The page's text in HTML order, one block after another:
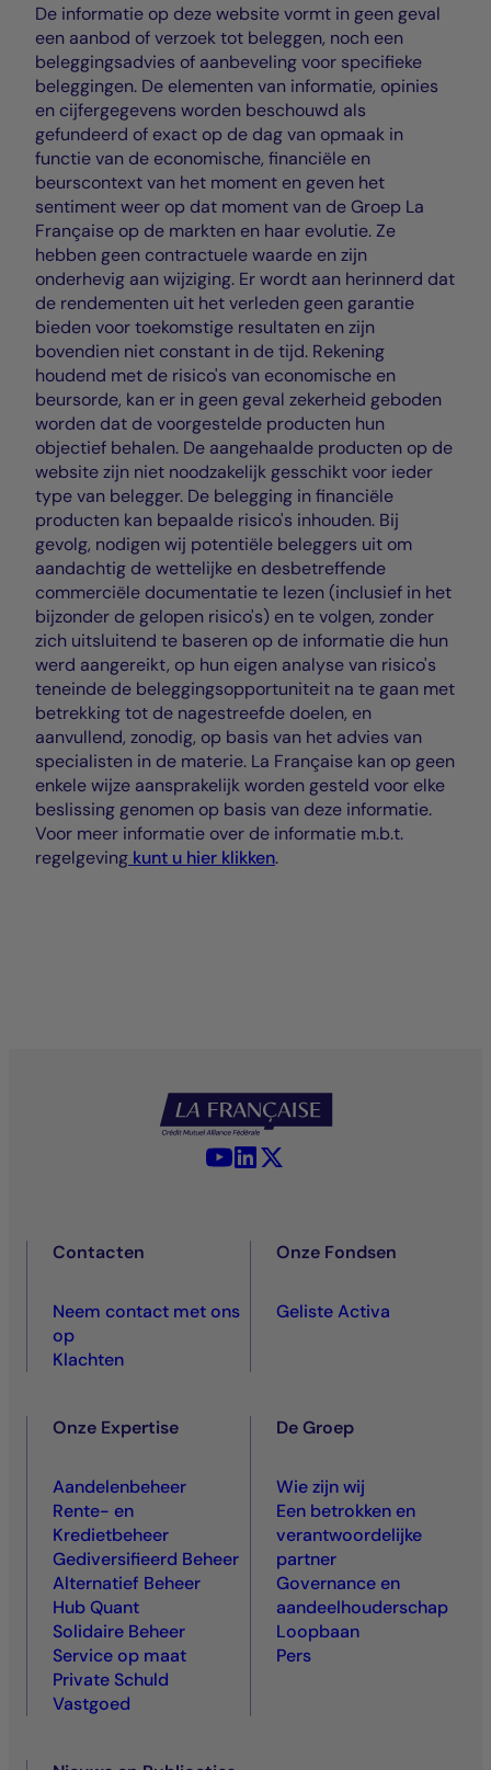
De informatie op deze website vormt in geen geval
een aanbod of verzoek tot beleggen, noch een
beleggingsadvies of aanbeveling voor specifieke
beleggingen. De elementen van informatie, opinies
en cijfergegevens worden beschouwd als
gefundeerd of exact op de dag van opmaak in
functie van de economische, financiële en
beurscontext van het moment en geven het
sentiment weer op dat moment van de Groep La
Française op de markten en haar evolutie. Ze
hebben geen contractuele waarde en zijn
onderhevig aan wijziging. Er wordt aan herinnerd dat
de rendementen uit het verleden geen garantie
bieden voor toekomstige resultaten en zijn
bovendien niet constant in de tijd. Rekening
houdend met de risico's van economische en
beursorde, kan er in geen geval zekerheid geboden
worden dat de voorgestelde producten hun
objectief behalen. De aangehaalde producten op de
website zijn niet noodzakelijk gesschikt voor ieder
type van belegger. De belegging in financiële
producten kan bepaalde risico's inhouden. Bij
gevolg, nodigen wij potentiële beleggers uit om
aandachtig de wettelijke en desbetreffende
commerciële documentatie te lezen (inclusief in het
bijzonder de gelopen risico's) en te volgen, zonder
zich uitsluitend te baseren op de informatie die hun
werd aangereikt, op hun eigen analyse van risico's
teneinde de beleggingsopportuniteit na te gaan met
betrekking tot de nagestreefde doelen, en
aanvullend, zonodig, op basis van het advies van
specialisten in de materie. La Française kan op geen
enkele wijze aansprakelijk worden gesteld voor elke
beslissing genomen op basis van deze informatie.
Voor meer informatie over de informatie m.b.t.
regelgeving kunt u hier klikken.
YouTube - La Française
LinkedIn - La Française
Contacten
Neem contact met ons
op
Klachten
Onze Fondsen
Geliste Activa
Onze Expertise
Aandelenbeheer
Rente- en
Kredietbeheer
Gediversifieerd Beheer
Alternatief Beheer
Hub Quant
Solidaire Beheer
Service op maat
Private Schuld
Vastgoed
De Groep
Wie zijn wij
Een betrokken en
verantwoordelijke
partner
Governance en
aandeelhouderschap
Loopbaan
Pers